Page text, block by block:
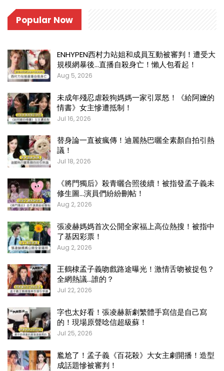
Popular Now
ENHYPEN西村力站姐和成員互動被審判！遭受大
規模網暴後…直播自殺身亡！懶人包看起！
Aug 5, 2026
未成年殘忍虐殺狗媽媽一家引眾怒！《給阿嬤的
情書》女主慘遭抵制！
Jul 16, 2026
替身論一直被瘋傳！迪麗熱巴曬全素顏自拍引熱
議！
Jul 18, 2026
《將門獨后》殺青曬合照後續！被指發孟子義未
修生圖…演員們紛紛刪帖！
Aug 2, 2026
張凌赫媽媽首次公開全家福上高位熱搜！被指中
了基因彩票！
Aug 2, 2026
王鶴棣孟子義吻戲路途曝光！激情舌吻被捉包？
全網熱議…誰的？
Jul 22, 2026
字也太好看！張凌赫新劇繁體手寫信是自己寫
的！現場原聲唸信超級蘇！
Jul 25, 2026
尷尬了！孟子義《百花殺》大女主劇開播！造型
成話題慘被審判！